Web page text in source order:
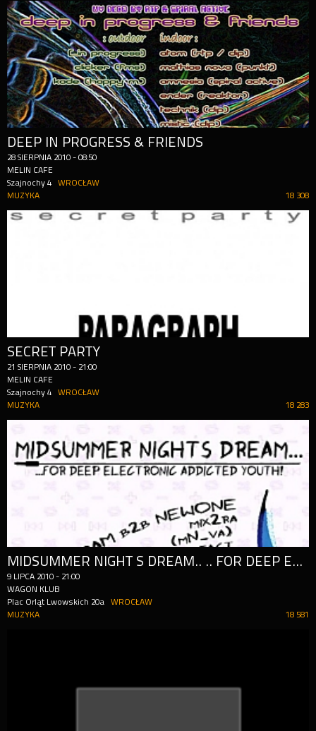
DEEP IN PROGRESS & FRIENDS
28 SIERPNIA 2010 -08:50
MELIN CAFE
Szajnochy 4
WROCŁAW
18 308
MUZYKA
SECRET PARTY
21 SIERPNIA 2010 - 21:00
MELIN CAFE
Szajnochy 4
WROCŁAW
18 283
MUZYKA
MIDSUMMER NIGHT S DREAM.. .. FOR DEEP ELECTRONIC ADDICTED YOUHT!
9 LIPCA 2010 - 21:00
WAGON KLUB
Plac Orląt Lwowskich 20a
WROCŁAW
18 581
MUZYKA